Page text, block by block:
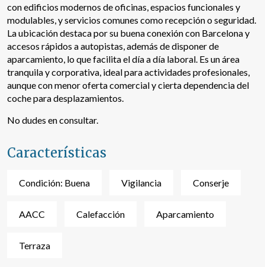
con edificios modernos de oficinas, espacios funcionales y
modulables, y servicios comunes como recepción o seguridad.
La ubicación destaca por su buena conexión con Barcelona y
accesos rápidos a autopistas, además de disponer de
aparcamiento, lo que facilita el día a día laboral. Es un área
tranquila y corporativa, ideal para actividades profesionales,
aunque con menor oferta comercial y cierta dependencia del
coche para desplazamientos.
No dudes en consultar.
Características
Condición: Buena Vigilancia Conserje
AACC Calefacción Aparcamiento
Terraza
Modificar cookies
Técnicas y funcionales
Este sitio web utiliza Cookies propias para recopilar
información con la finalidad de mejorar nuestros servicios.
instalación de las mismas. El usuario tiene la posibilidad
de configurar su navegador pudiendo, si así lo desea,
dificultades de navegación de la página web.
Analíticas y personalización
comportamiento de los usuarios de este sitio web. La